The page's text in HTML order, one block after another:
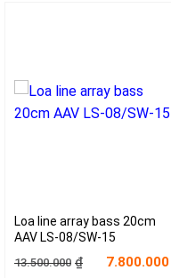
Loa line array bass 20cm
AAV LS-08/SW-15
13.500.000 ₫ 7.800.000